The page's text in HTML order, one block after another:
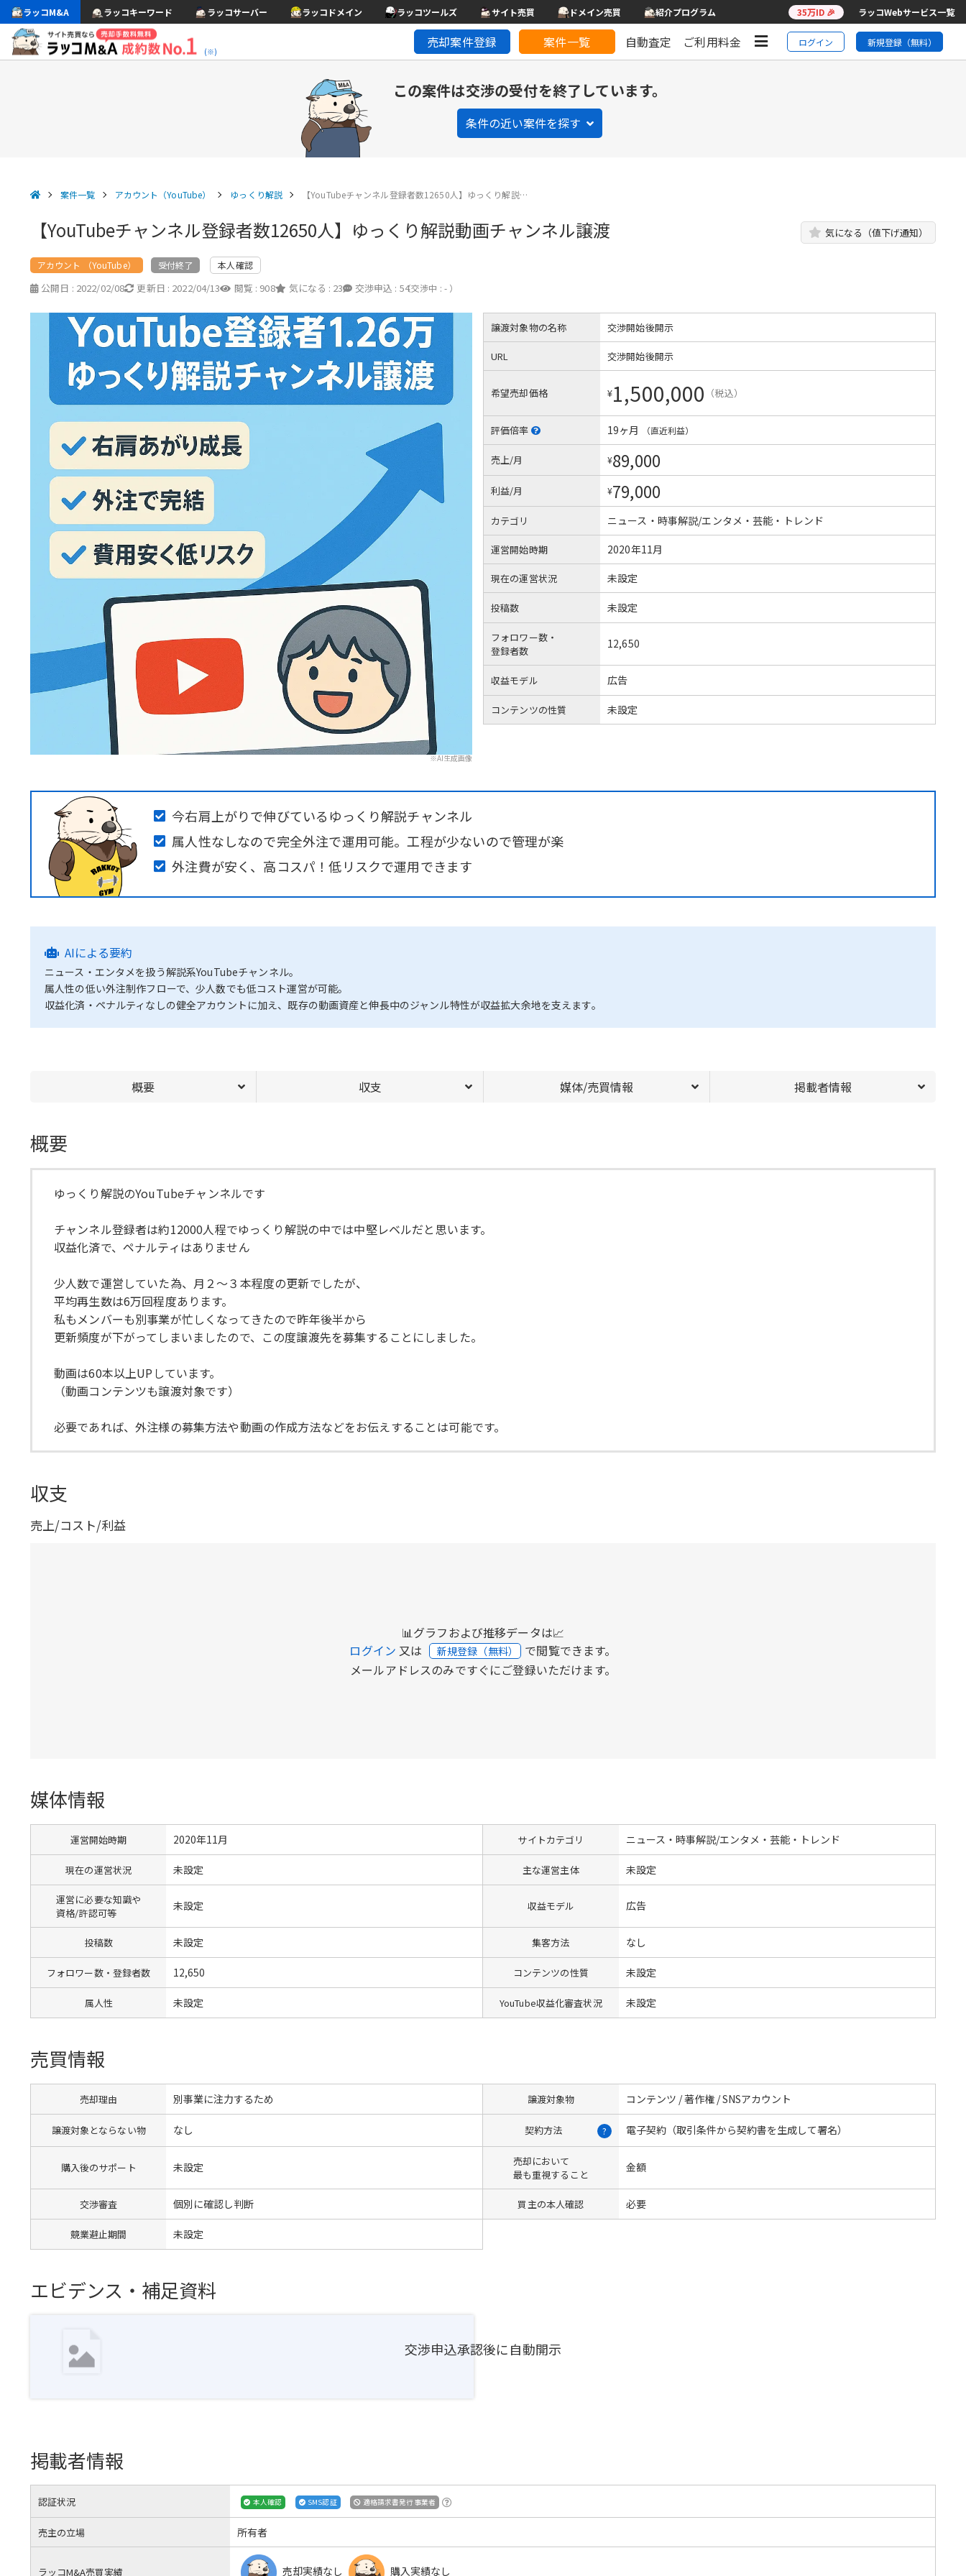
ラッコM&A ラッコキーワード ラッコサーバー ラッコドメイン ラッコツールズ サイト売買 ドメイン売買 紹介プログラム 35万ID 🎉 ラッコWebサービス一覧
(※)
売却案件登録 案件一覧 自動査定 ご利用料金 ログイン 新規登録（無料）
この案件は交渉の受付を終了しています。
条件の近い案件を探す
案件一覧 アカウント（YouTube） ゆっくり解説 【YouTubeチャンネル登録者数12650人】ゆっくり解説…
【YouTubeチャンネル登録者数12650人】ゆっくり解説動画チャンネル譲渡 気になる（値下げ通知）
アカウント （YouTube） 受付終了 本人確認
公開日 : 2022/02/08 更新日 : 2022/04/13 閲覧 : 908 気になる : 23 交渉申込 : 54
（交渉中 : - ）
※AI生成画像
譲渡対象物の名称 交渉開始後開示
URL 交渉開始後開示
希望売却価格 ¥1,500,000 （税込）
評価倍率 19ヶ月 （直近利益）
売上/月 ¥89,000
利益/月 ¥79,000
カテゴリ ニュース・時事解説/エンタメ・芸能・トレンド
運営開始時期 2020年11月
現在の運営状況 未設定
投稿数 未設定
フォロワー数・
登録者数
12,650
収益モデル 広告
コンテンツの性質 未設定
今右肩上がりで伸びているゆっくり解説チャンネル
属人性なしなので完全外注で運用可能。工程が少ないので管理が楽
外注費が安く、高コスパ！低リスクで運用できます
AIによる要約
ニュース・エンタメを扱う解説系YouTubeチャンネル。
属人性の低い外注制作フローで、少人数でも低コスト運営が可能。
収益化済・ペナルティなしの健全アカウントに加え、既存の動画資産と伸長中のジャンル特性が収益拡大余地を支えます。
概要 収支 媒体/売買情報 掲載者情報
概要
ゆっくり解説のYouTubeチャンネルです
チャンネル登録者は約12000人程でゆっくり解説の中では中堅レベルだと思います。
収益化済で、ペナルティはありません
少人数で運営していた為、月２～３本程度の更新でしたが、
平均再生数は6万回程度あります。
私もメンバーも別事業が忙しくなってきたので昨年後半から
更新頻度が下がってしまいましたので、この度譲渡先を募集することにしました。
動画は60本以上UPしています。
（動画コンテンツも譲渡対象です）
必要であれば、外注様の募集方法や動画の作成方法などをお伝えすることは可能です。
収支
売上/コスト/利益
📊グラフおよび推移データは📈
ログイン 又は 新規登録（無料） で閲覧できます。
メールアドレスのみですぐにご登録いただけます。
媒体情報
運営開始時期 2020年11月 サイトカテゴリ ニュース・時事解説/エンタメ・芸能・トレンド
現在の運営状況 未設定 主な運営主体 未設定
運営に必要な知識や
資格/許認可等
未設定 収益モデル 広告
投稿数 未設定 集客方法 なし
フォロワー数・登録者数 12,650 コンテンツの性質 未設定
属人性 未設定 YouTube収益化審査状況 未設定
売買情報
売却理由 別事業に注力するため 譲渡対象物 コンテンツ / 著作権 / SNSアカウント
譲渡対象とならない物 なし 契約方法 ? 電子契約（取引条件から契約書を生成して署名）
購入後のサポート 未設定
売却において
最も重視すること
金額
交渉審査 個別に確認し判断 買主の本人確認 必要
競業避止期間 未設定
エビデンス・補足資料
交渉申込承認後に自動開示
掲載者情報
認証状況 本人確認 SMS認証 適格請求書発行事業者
売主の立場 所有者
ラッコM&A売買実績 売却実績なし 購入実績なし